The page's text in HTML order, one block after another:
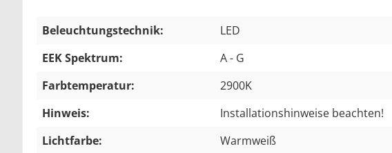
Beleuchtungstechnik:
LED
EEK Spektrum:
A - G
Farbtemperatur:
2900K
Hinweis:
Installationshinweise beachten!
Lichtfarbe:
Warmweiß